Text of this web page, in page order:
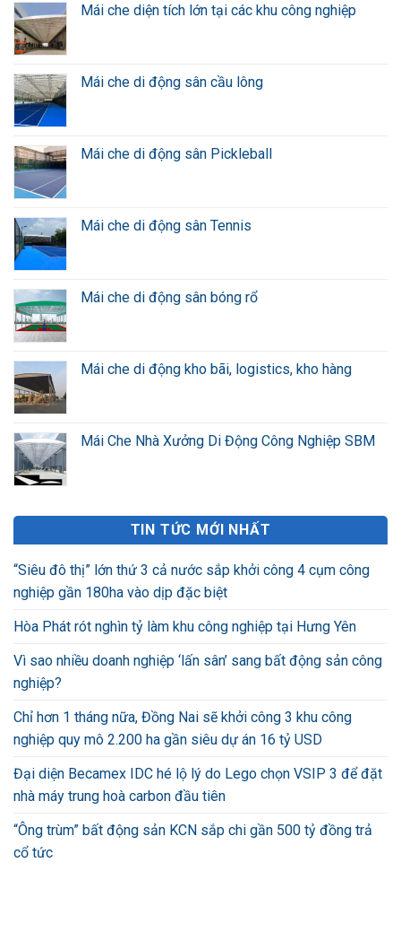
Mái che diện tích lớn tại các khu công nghiệp
Mái che di động sân cầu lông
Mái che di động sân Pickleball
Mái che di động sân Tennis
Mái che di động sân bóng rổ
Mái che di động kho bãi, logistics, kho hàng
Mái Che Nhà Xưởng Di Động Công Nghiệp SBM
TIN TỨC MỚI NHẤT
“Siêu đô thị” lớn thứ 3 cả nước sắp khởi công 4 cụm công
nghiệp gần 180ha vào dịp đặc biệt
Hòa Phát rót nghìn tỷ làm khu công nghiệp tại Hưng Yên
Vì sao nhiều doanh nghiệp ‘lấn sân’ sang bất động sản công
nghiệp?
Chỉ hơn 1 tháng nữa, Đồng Nai sẽ khởi công 3 khu công
nghiệp quy mô 2.200 ha gần siêu dự án 16 tỷ USD
Đại diện Becamex IDC hé lộ lý do Lego chọn VSIP 3 để đặt
nhà máy trung hoà carbon đầu tiên
“Ông trùm” bất động sản KCN sắp chi gần 500 tỷ đồng trả
cổ tức